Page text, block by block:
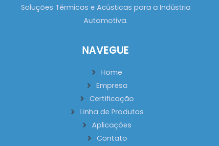
Soluções Térmicas e Acústicas para a Indústria
Automotiva.
NAVEGUE
Home
Empresa
Certificação
Linha de Produtos
Aplicações
Contato